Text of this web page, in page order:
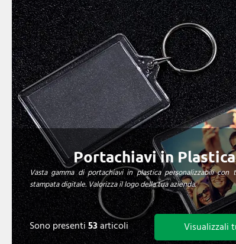
Portachiavi in Plastica
Vasta gamma di portachiavi in plastica personalizzabili con
stampata digitale. Valorizza il logo della tua azienda.
Sono presenti53articoli Visualizzali